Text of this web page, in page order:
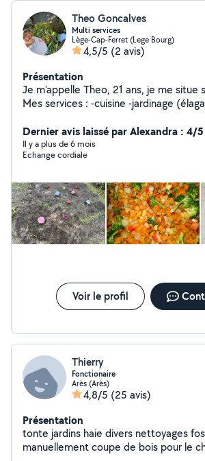
Theo Goncalves
Multi services
Lège-Cap-Ferret (Lege Bourg)
4,5/5 (2 avis)
Présentation
Je m'appelle Theo, 21 ans, je me situe
Mes services : -cuisine -jardinage
Dernier avis laissé par Alexandra : 4/5
Il y a plus de 6 mois
Echange cordiale
Voir le profil
Thierry
Fonctionaire
Arès (Arès)
4,8/5 (25 avis)
Présentation
tonte jardins haie divers nettoyages
manuellement coupe de bois pour le